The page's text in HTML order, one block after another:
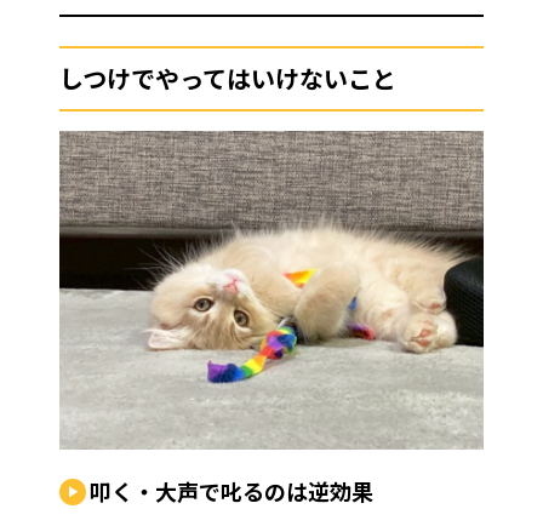
しつけでやってはいけないこと
叩く・大声で叱るのは逆効果